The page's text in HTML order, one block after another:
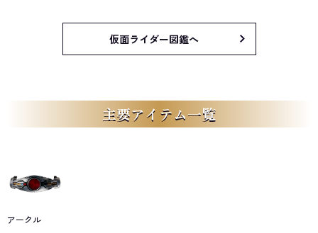
仮面ライダー図鑑へ
主要アイテム一覧
アークル